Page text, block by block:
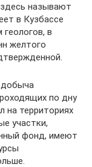
называют
в Кузбассе
в
желтого
добыча
по дну
на территориях
участки,
фонд, имеют